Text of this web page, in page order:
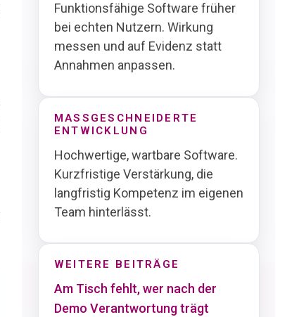
Funktionsfähige Software früher
bei echten Nutzern. Wirkung
messen und auf Evidenz statt
Annahmen anpassen.
MASSGESCHNEIDERTE E
NTWICKLUNG
Hochwertige, wartbare Software.
Kurzfristige Verstärkung, die
langfristig Kompetenz im eigenen
Team hinterlässt.
WEITERE BEITRÄGE
Am Tisch fehlt, wer nach der
Demo Verantwortung trägt